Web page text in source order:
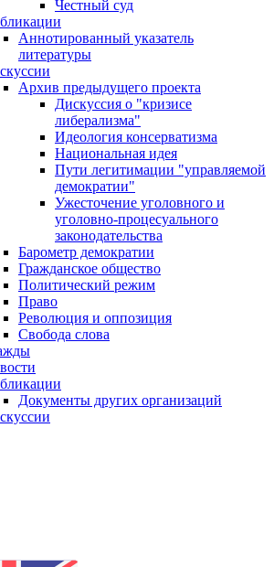
Честный суд
Аннотированный указатель
литературы
Архив предыдущего проекта
Дискуссия о "кризисе
либерализма"
Идеология консерватизма
Национальная идея
Пути легитимации "управляемой
демократии"
Ужесточение уголовного и
уголовно-процесуального
законодательства
Барометр демократии
Гражданское общество
Политический режим
Право
Революция и оппозиция
Свобода слова
Документы других организаций